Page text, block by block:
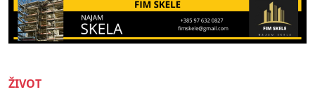
ŽIVOT